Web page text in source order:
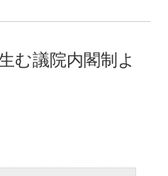
む議院内閣制よ